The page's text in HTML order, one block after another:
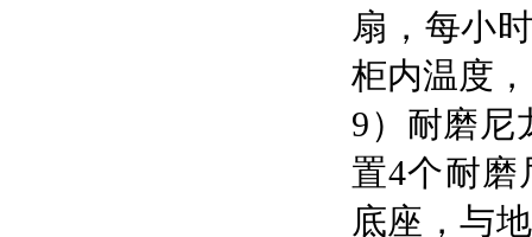
扇，每小
柜内温度
9）耐磨尼
置4个耐磨
底座，与